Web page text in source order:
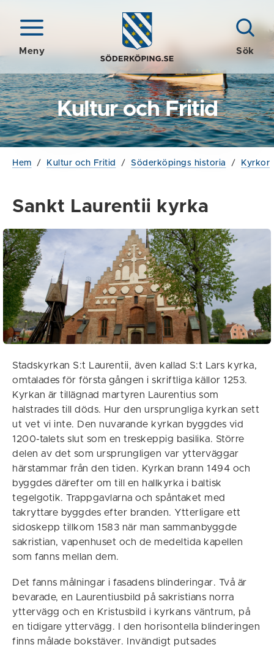
Meny Sök
Kultur och Fritid
Hem / Kultur och Fritid / Söderköpings historia / Kyrkor
Sankt Laurentii kyrka
Stadskyrkan S:t Laurentii, även kallad S:t Lars kyrka,
omtalades för första gången i skriftliga källor 1253.
Kyrkan är tillägnad martyren Laurentius som
halstrades till döds. Hur den ursprungliga kyrkan sett
ut vet vi inte. Den nuvarande kyrkan byggdes vid
1200-talets slut som en treskeppig basilika. Större
delen av det som ursprungligen var ytterväggar
härstammar från den tiden. Kyrkan brann 1494 och
byggdes därefter om till en hallkyrka i baltisk
tegelgotik. Trappgavlarna och spåntaket med
takryttare byggdes efter branden. Ytterligare ett
sidoskepp tillkom 1583 när man sammanbyggde
sakristian, vapenhuset och de medeltida kapellen
som fanns mellan dem.
Det fanns målningar i fasadens blinderingar. Två är
bevarade, en Laurentiusbild på sakristians norra
yttervägg och en Kristusbild i kyrkans väntrum, på
en tidigare yttervägg. I den horisontella blinderingen
finns målade bokstäver. Invändigt putsades